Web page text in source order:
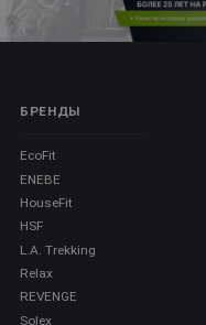
БРЕНДЫ
EcoFit
ENEBE
HouseFit
HSF
L.A. Trekking
Relax
REVENGE
Solex